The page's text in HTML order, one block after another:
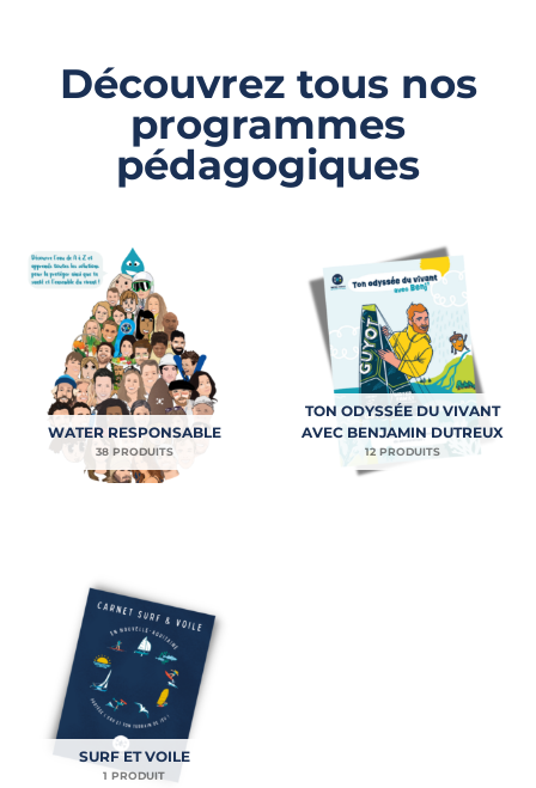
Découvrez tous nos
programmes
pédagogiques
WATER RESPONSABLE
38 PRODUITS
TON ODYSSÉE DU VIVANT
AVEC BENJAMIN DUTREUX
12 PRODUITS
SURF ET VOILE
1 PRODUIT